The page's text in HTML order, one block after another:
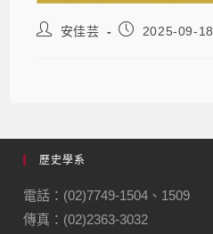
安佳芸 2025-09-18
歷史學系
電話：(02)7749-1504、1509
傳真：(02)2363-3032